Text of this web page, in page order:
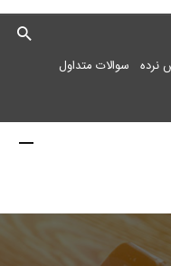
نرده سوالات متداول